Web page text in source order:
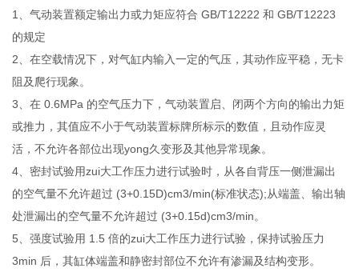
1、气动装置额定输出力或力矩应符合 GB/T12222 和 GB/T12223
的规定
2、在空载情况下，对气缸内输入一定的气压，其动作应平稳，无卡
阻及爬行现象。
3、在 0.6MPa 的空气压力下，气动装置启、闭两个方向的输出力矩
或推力，其值应不小于气动装置标牌所标示的数值，且动作应灵
活，不允许各部位出现yong久变形及其他异常现象。
4、密封试验用zui大工作压力进行试验时，从各自背压一侧泄漏出
的空气量不允许超过 (3+0.15D)cm3/min(标准状态);从端盖、输出轴
处泄漏出的空气量不允许超过 (3+0.15d)cm3/min。
5、强度试验用 1.5 倍的zui大工作压力进行试验，保持试验压力
3min 后，其缸体端盖和静密封部位不允许有渗漏及结构变形。